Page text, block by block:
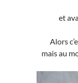
et
Alors
mais au